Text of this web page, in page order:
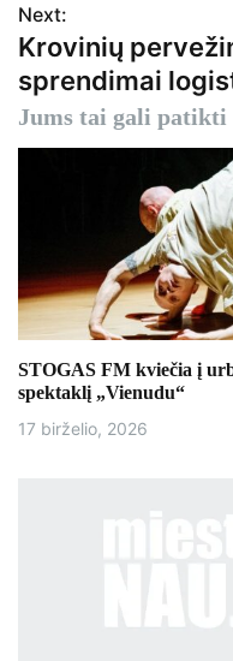
v
i
g
a
j
a
t
a
Next:
Krovinių
sprendimai
Jums tai gali patikti
STOGAS FM kviečia į
spektaklį „Vienudu“
17 birželio, 2026